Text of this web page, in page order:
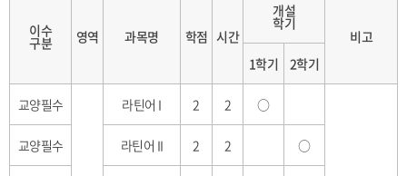
이수
구분 영역 과목명 학점 시간
개설
학기
비고
1학기
2학기
교양필수 라틴어 I 2 2 ○
교양필수 라틴어 II 2 2 ○